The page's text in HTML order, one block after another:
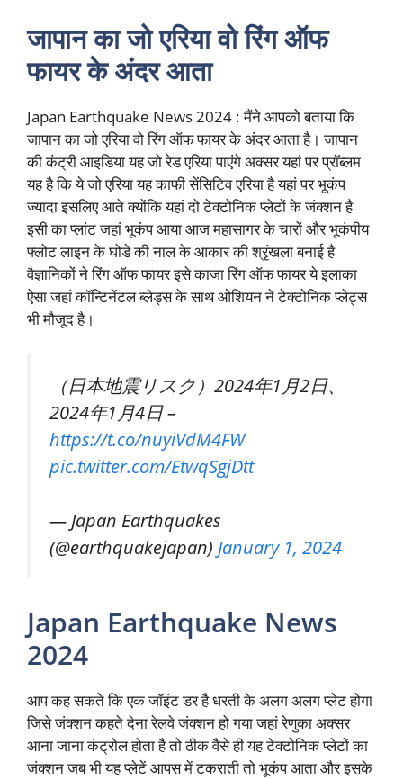
जापान का जो एरिया वो रिंग ऑफ
फायर के अंदर आता
Japan Earthquake News 2024 : मैंने आपको बताया कि
जापान का जो एरिया वो रिंग ऑफ फायर के अंदर आता है। जापान
की कंट्री आइडिया यह जो रेड एरिया पाएंगे अक्सर यहां पर प्रॉब्लम
यह है कि ये जो एरिया यह काफी सेंसिटिव एरिया है यहां पर भूकंप
ज्यादा इसलिए आते क्योंकि यहां दो टेक्टोनिक प्लेटों के जंक्शन है
इसी का प्लांट जहां भूकंप आया आज महासागर के चारों और भूकंपीय
फ्लोट लाइन के घोडे की नाल के आकार की श्रृंखला बनाई है
वैज्ञानिकों ने रिंग ऑफ फायर इसे काजा रिंग ऑफ फायर ये इलाका
ऐसा जहां कॉन्टिनेंटल ब्लेड्स के साथ ओशियन ने टेक्टोनिक प्लेट्स
भी मौजूद है।
（日本地震リスク）2024年1月2日、
2024年1月4日 –
https://t.co/nuyiVdM4FW
pic.twitter.com/EtwqSgjDtt
— Japan Earthquakes
(@earthquakejapan) January 1, 2024
Japan Earthquake News
2024
आप कह सकते कि एक जॉइंट डर है धरती के अलग अलग प्लेट होगा
जिसे जंक्शन कहते देना रेलवे जंक्शन हो गया जहां रेणुका अक्सर
आना जाना कंट्रोल होता है तो ठीक वैसे ही यह टेक्टोनिक प्लेटों का
जंक्शन जब भी यह प्लेटें आपस में टकराती तो भूकंप आता और इसके